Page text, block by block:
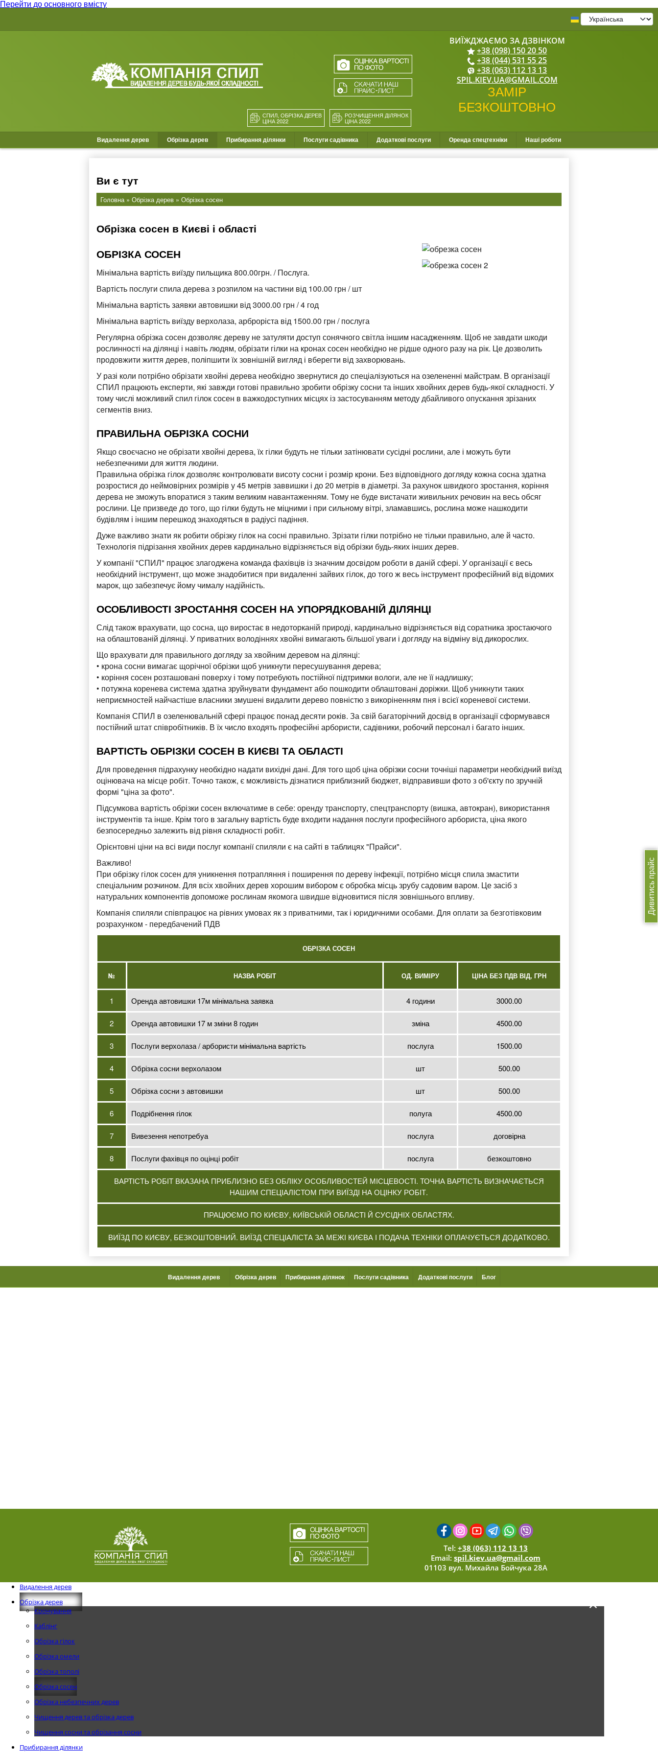
Перейти до основного вмісту
Дивитись прайс
+38 (098) 150 20 50
+38 (044) 531 55 25
+38 (063) 112 13 13
SPIL.KIEV.UA@GMAIL.COM
СПИЛ, ОБРІЗКА ДЕРЕВ
ЦІНА 2022
РОЗЧИЩЕННЯ ДІЛЯНОК
ЦІНА 2022
Видалення дерев Обрізка дерев Прибирання ділянки Послуги садівника Додаткові послуги Оренда спецтехніки Наші роботи
Ви є тут
Головна» Обрізка дерев» Обрізка сосен
Обрізка сосен в Києві і області
ОБРІЗКА СОСЕН
Мінімальна вартість виїзду пильщика 800.00грн. / Послуга.
Вартість послуги спила дерева з розпилом на частини від 100.00 грн / шт
Мінімальна вартість заявки автовишки від 3000.00 грн / 4 год
Мінімальна вартість виїзду верхолаза, арброріста від 1500.00 грн / послуга
Регулярна обрізка сосен дозволяє дереву не затуляти доступ сонячного світла іншим насадженням. Щоб не завдати шкоди
рослинності на ділянці і навіть людям, обрізати гілки на кронах сосен необхідно не рідше одного разу на рік. Це дозволить
продовжити життя дерев, поліпшити їх зовнішній вигляд і вберегти від захворювань.
У разі коли потрібно обрізати хвойні дерева необхідно звернутися до спеціалізуються на озелененні майстрам. В організації
СПИЛ працюють експерти, які завжди готові правильно зробити обрізку сосни та інших хвойних дерев будь-якої складності. У
тому числі можливий спил гілок сосен в важкодоступних місцях із застосуванням методу дбайливого опускання зрізаних
сегментів вниз.
ПРАВИЛЬНА ОБРІЗКА СОСНИ
Якщо своєчасно не обрізати хвойні дерева, їх гілки будуть не тільки затінювати сусідні рослини, але і можуть бути
небезпечними для життя людини.
Правильна обрізка гілок дозволяє контролювати висоту сосни і розмір крони. Без відповідного догляду кожна сосна здатна
розростися до неймовірних розмірів у 45 метрів заввишки і до 20 метрів в діаметрі. За рахунок швидкого зростання, коріння
дерева не зможуть впоратися з таким великим навантаженням. Тому не буде вистачати живильних речовин на весь обсяг
рослини. Це призведе до того, що гілки будуть не міцними і при сильному вітрі, зламавшись, рослина може нашкодити
будівлям і іншим перешкод знаходяться в радіусі падіння.
Дуже важливо знати як робити обрізку гілок на сосні правильно. Зрізати гілки потрібно не тільки правильно, але й часто.
Технологія підрізання хвойних дерев кардинально відрізняється від обрізки будь-яких інших дерев.
У компанії "СПИЛ" працює злагоджена команда фахівців із значним досвідом роботи в даній сфері. У організації є весь
необхідний інструмент, що може знадобитися при видаленні зайвих гілок, до того ж весь інструмент професійний від відомих
марок, що забезпечує йому чималу надійність.
ОСОБЛИВОСТІ ЗРОСТАННЯ СОСЕН НА УПОРЯДКОВАНІЙ ДІЛЯНЦІ
Слід також врахувати, що сосна, що виростає в недоторканій природі, кардинально відрізняється від соратника зростаючого
на облаштованій ділянці. У приватних володіннях хвойні вимагають більшої уваги і догляду на відміну від дикорослих.
Що врахувати для правильного догляду за хвойним деревом на ділянці:
• крона сосни вимагає щорічної обрізки щоб уникнути пересушування дерева;
• коріння сосен розташовані поверху і тому потребують постійної підтримки вологи, але не її надлишку;
• потужна коренева система здатна зруйнувати фундамент або пошкодити облаштовані доріжки. Щоб уникнути таких
неприємностей найчастіше власники змушені видалити дерево повністю з викоріненням пня і всієї кореневої системи.
Компанія СПИЛ в озеленювальній сфері працює понад десяти років. За свій багаторічний досвід в організації сформувався
постійний штат співробітників. В їх число входять професійні арбористи, садівники, робочий персонал і багато інших.
ВАРТІСТЬ ОБРІЗКИ СОСЕН В КИЄВІ ТА ОБЛАСТІ
Для проведення підрахунку необхідно надати вихідні дані. Для того щоб ціна обрізки сосни точніші параметри необхідний виїзд
оцінювача на місце робіт. Точно також, є можливість дізнатися приблизний бюджет, відправивши фото з об'єкту по зручній
формі "ціна за фото".
Підсумкова вартість обрізки сосен включатиме в себе: оренду транспорту, спецтранспорту (вишка, автокран), використання
інструментів та інше. Крім того в загальну вартість буде входити надання послуги професійного арбориста, ціна якого
безпосередньо залежить від рівня складності робіт.
Орієнтовні ціни на всі види послуг компанії спиляли є на сайті в таблицях "Прайси".
Важливо!
При обрізку гілок сосен для уникнення потрапляння і поширення по дереву інфекції, потрібно місця спила змастити
спеціальним розчином. Для всіх хвойних дерев хорошим вибором є обробка місць зрубу садовим варом. Це засіб з
натуральних компонентів допоможе рослинам якомога швидше відновитися після зовнішнього впливу.
Компанія спиляли співпрацює на рівних умовах як з приватними, так і юридичними особами. Для оплати за безготівковим
розрахунком - передбачений ПДВ
ОБРІЗКА СОСЕН
№ НАЗВА РОБІТ ОД. ВИМІРУ ЦІНА БЕЗ ПДВ ВІД, ГРН
1 Оренда автовишки 17м мінімальна заявка 4 години 3000.00
2 Оренда автовишки 17 м зміни 8 годин зміна 4500.00
3 Послуги верхолаза / арбористи мінімальна вартість послуга 1500.00
4 Обрізка сосни верхолазом шт 500.00
5 Обрізка сосни з автовишки шт 500.00
6 Подрібнення гілок полуга 4500.00
7 Вивезення непотребуа послуга договірна
8 Послуги фахівця по оцінці робіт послуга безкоштовно
ВАРТІСТЬ РОБІТ ВКАЗАНА ПРИБЛИЗНО БЕЗ ОБЛІКУ ОСОБЛИВОСТЕЙ МІСЦЕВОСТІ. ТОЧНА ВАРТІСТЬ ВИЗНАЧАЄТЬСЯ
НАШИМ СПЕЦІАЛІСТОМ ПРИ ВИЇЗДІ НА ОЦІНКУ РОБІТ.
ПРАЦЮЄМО ПО КИЄВУ, КИЇВСЬКІЙ ОБЛАСТІ Й СУСІДНІХ ОБЛАСТЯХ.
ВИЇЗД ПО КИЄВУ, БЕЗКОШТОВНИЙ. ВИЇЗД СПЕЦІАЛІСТА ЗА МЕЖІ КИЄВА І ПОДАЧА ТЕХНІКИ ОПЛАЧУЄТЬСЯ ДОДАТКОВО.
Видалення дерев Обрізка дерев Прибирання ділянок Послуги садівника Додаткові послуги Блог
Tel: +38 (063) 112 13 13
Email: spil.kiev.ua@gmail.com
01103 вул. Михайла Бойчука 28А
Видалення дерев
Обрізка дерев
Кронування
Каблінг
Обрізка гілок
Обрізка омели
Обрізка тополі
Обрізка сосен
Обрізка небезпечних дерев
Чищення дерев та обрізка дерев
Чищення сосни та обрізання сосни
Прибирання ділянки